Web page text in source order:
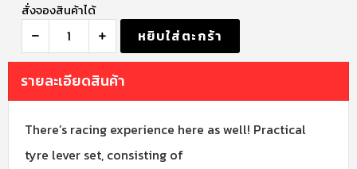
สั่งจองสินค้าได้
หยิบใส่ตะกร้า
รายละเอียดสินค้า
There’s racing experience here as well! Practical
tyre lever set, consisting of